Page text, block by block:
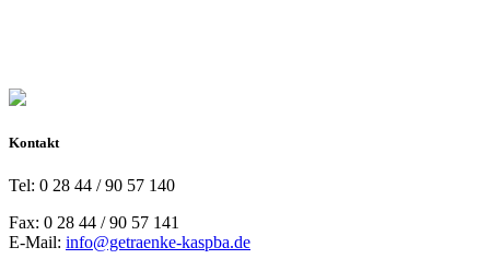
Kontakt
Tel: 0 28 44 / 90 57 140
Fax: 0 28 44 / 90 57 141
E-Mail: info@getraenke-kaspba.de